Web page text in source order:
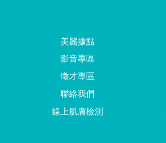
美麗據點
影音專區
徵才專區
聯絡我們
線上肌膚檢測